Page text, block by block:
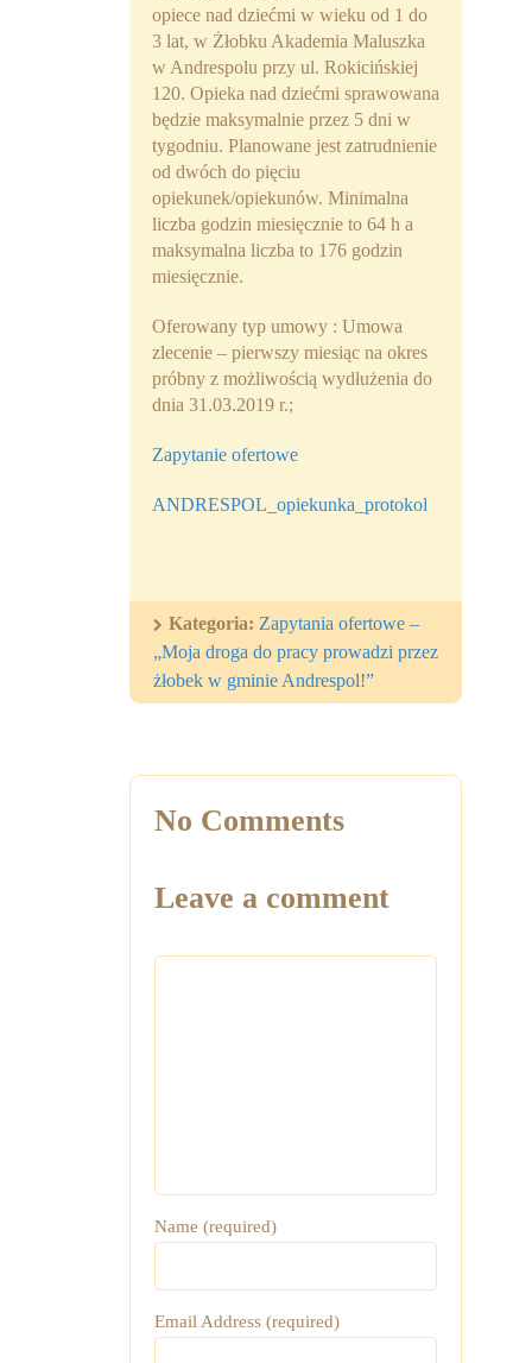
MALUCH PLUS
Zapytania ofertowe
opiece nad dziećmi w wieku od 1 do
3 lat, w Żłobku Akademia Maluszka
w Andrespolu przy ul. Rokicińskiej
120. Opieka nad dziećmi sprawowana
będzie maksymalnie przez 5 dni w
tygodniu. Planowane jest zatrudnienie
od dwóch do pięciu
opiekunek/opiekunów. Minimalna
liczba godzin miesięcznie to 64 h a
maksymalna liczba to 176 godzin
miesięcznie.
Oferowany typ umowy : Umowa
zlecenie – pierwszy miesiąc na okres
próbny z możliwością wydłużenia do
dnia 31.03.2019 r.;
Zapytanie ofertowe
ANDRESPOL_opiekunka_protokol
Kategoria: Zapytania ofertowe –
„Moja droga do pracy prowadzi przez
żłobek w gminie Andrespol!”
No Comments
Leave a comment
Name (required)
Email Address (required)